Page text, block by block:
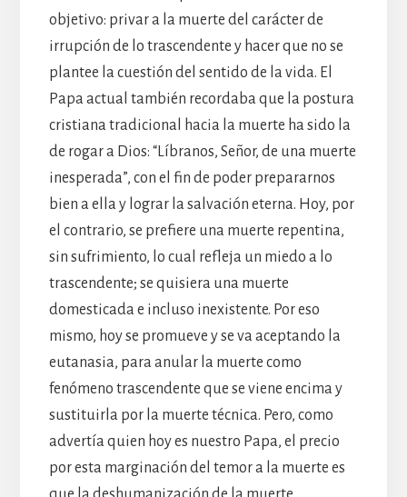
objetivo: privar a la muerte del carácter de
irrupción de lo trascendente y hacer que no se
plantee la cuestión del sentido de la vida. El
Papa actual también recordaba que la postura
cristiana tradicional hacia la muerte ha sido la
de rogar a Dios: “Líbranos, Señor, de una muerte
inesperada”, con el fin de poder prepararnos
bien a ella y lograr la salvación eterna. Hoy, por
el contrario, se prefiere una muerte repentina,
sin sufrimiento, lo cual refleja un miedo a lo
trascendente; se quisiera una muerte
domesticada e incluso inexistente. Por eso
mismo, hoy se promueve y se va aceptando la
eutanasia, para anular la muerte como
fenómeno trascendente que se viene encima y
sustituirla por la muerte técnica. Pero, como
advertía quien hoy es nuestro Papa, el precio
por esta marginación del temor a la muerte es